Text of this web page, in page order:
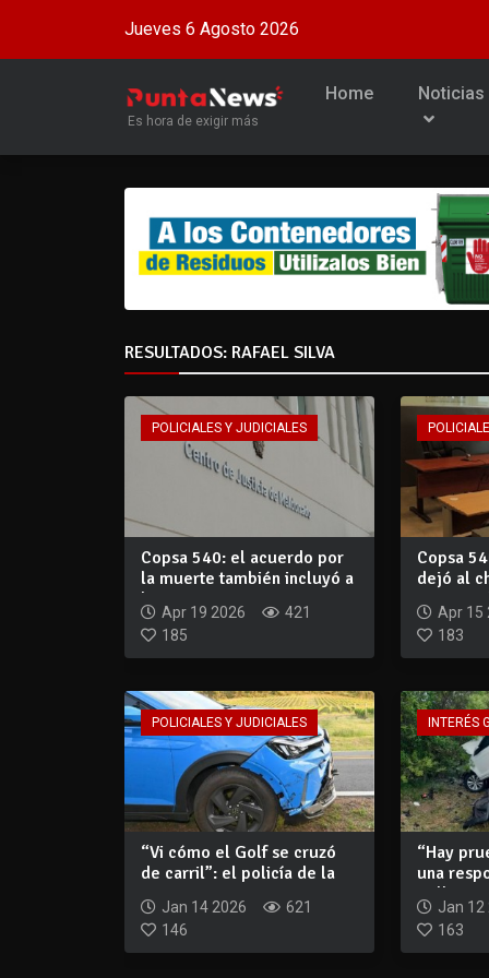
Jueves 6 Agosto 2026
Es hora de exigir más
Home Noticias
RESULTADOS: RAFAEL SILVA
POLICIALES Y JUDICIALES
Copsa 540: el acuerdo por
la muerte también incluyó a
la emp...
Apr 19 2026
421
185
Copsa
dejó al
para
Apr 15
183
POLICIALES Y JUDICIALES
“Vi cómo el Golf se cruzó
de carril”: el policía de la
Jan 14 2026
621
146
INTERÉS
“Hay
una
Balbi...
Jan 12
163